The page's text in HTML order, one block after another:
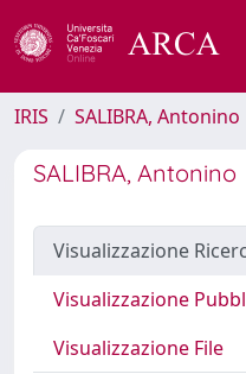
IRIS SALIBRA, Antonino
SALIBRA, Antonino
Visualizzazione
Visualizzazione
Visualizzazione File